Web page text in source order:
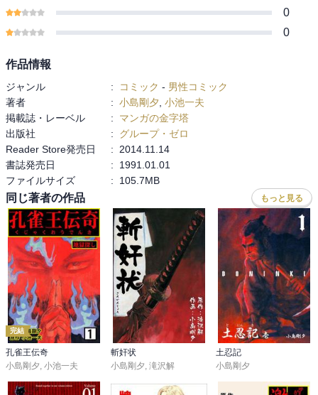
0
0
作品情報
ジャンル : コミック - 男性コミック
著者
: 小島剛夕 小池一夫
掲載誌・レーベル
:
マンガの金字塔
出版社
:
グループ・ゼロ
Reader Store発売日
:
2014.11.14
書誌発売日
:
1991.01.01
ファイルサイズ
: 105.7MB
同じ著者の作品 もっと見る
完結
孔雀王伝奇
小島剛夕, 小池一夫
斬奸状
小島剛夕, 滝沢解
土忍記
小島剛夕